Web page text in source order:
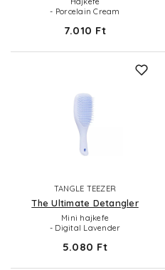
- Porcelain Cream
7.010 Ft
TANGLE TEEZER
The Ultimate Detangler
Mini hajkefe
- Digital Lavender
5.080 Ft